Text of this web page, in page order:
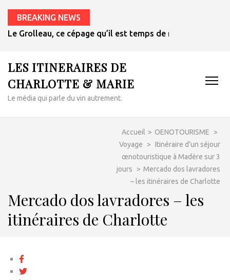
BREAKING NEWS
Le Grolleau, ce cépage qu’il est temps de redécouvrir
LES ITINERAIRES DE
CHARLOTTE & MARIE
Le média qui parle du vin autrement.
Accueil > OENOTOURISME
>
Voyage
> Itinéraire d’un séjour
œnotouristique à Madère sur 3
jours
> Mercado dos lavradores
– les itinéraires de Charlotte
Mercado dos lavradores – les
itinéraires de Charlotte